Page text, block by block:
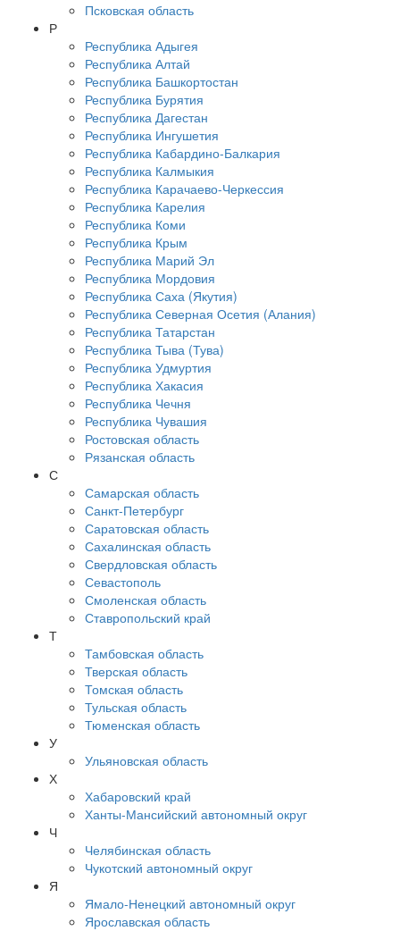
Псковская область
Р
Республика Адыгея
Республика Алтай
Республика Башкортостан
Республика Бурятия
Республика Дагестан
Республика Ингушетия
Республика Кабардино-Балкария
Республика Калмыкия
Республика Карачаево-Черкессия
Республика Карелия
Республика Коми
Республика Крым
Республика Марий Эл
Республика Мордовия
Республика Саха (Якутия)
Республика Северная Осетия (Алания)
Республика Татарстан
Республика Тыва (Тува)
Республика Удмуртия
Республика Хакасия
Республика Чечня
Республика Чувашия
Ростовская область
Рязанская область
С
Самарская область
Санкт-Петербург
Саратовская область
Сахалинская область
Свердловская область
Севастополь
Смоленская область
Ставропольский край
Т
Тамбовская область
Тверская область
Томская область
Тульская область
Тюменская область
У
Ульяновская область
Х
Хабаровский край
Ханты-Мансийский автономный округ
Ч
Челябинская область
Чукотский автономный округ
Я
Ямало-Ненецкий автономный округ
Ярославская область